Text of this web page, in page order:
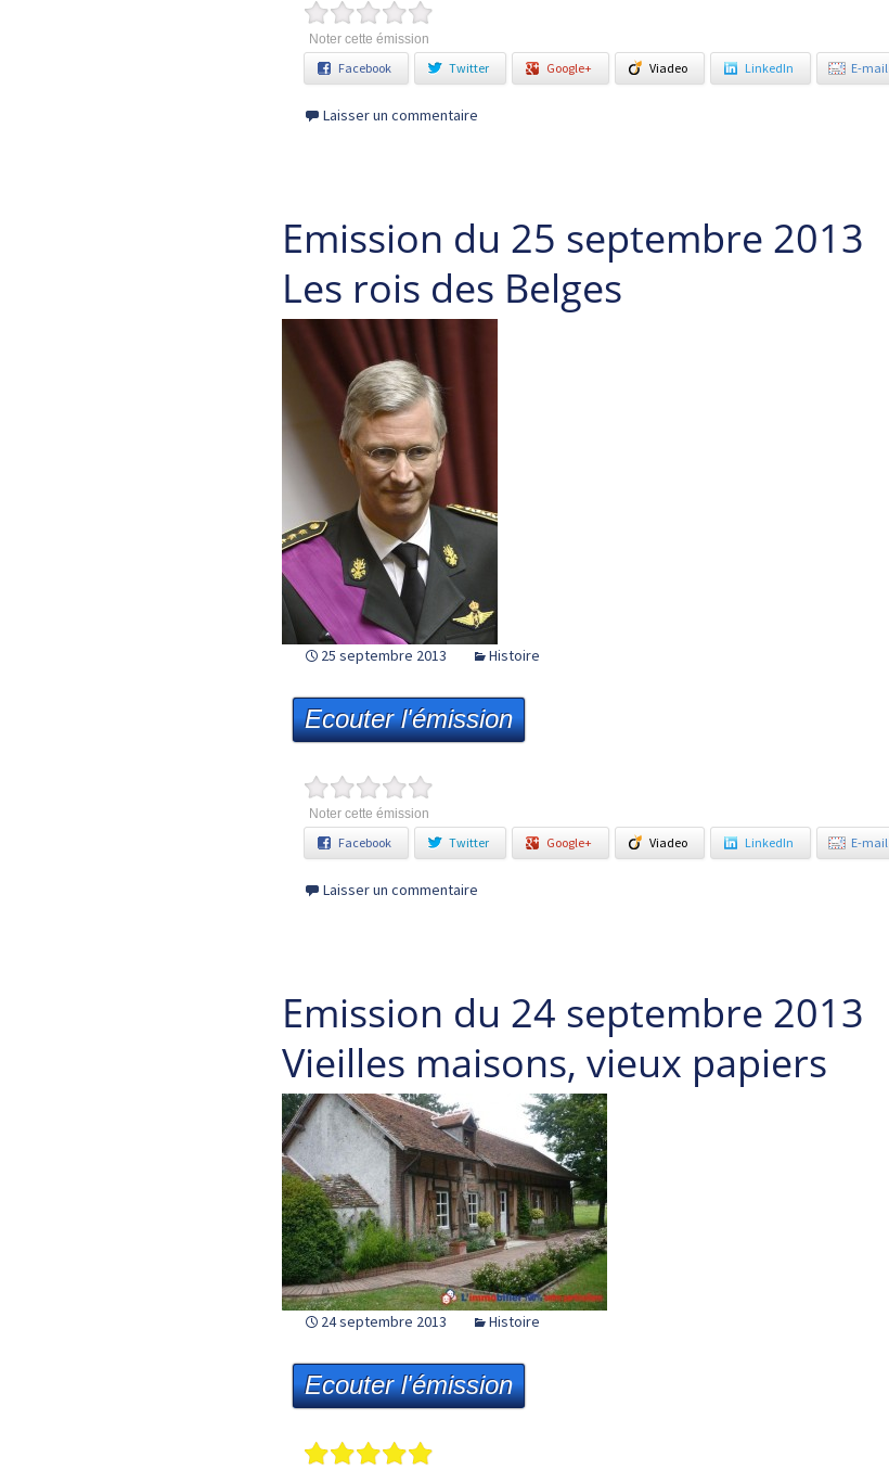
Noter cette émission
Facebook Twitter Google+ Viadeo LinkedIn E-mail
Laisser un commentaire
Emission du 25 septembre 2013
Les rois des Belges
25 septembre 2013 Histoire
Ecouter l'émission
Noter cette émission
Facebook Twitter Google+ Viadeo LinkedIn E-mail
Laisser un commentaire
Emission du 24 septembre 2013
Vieilles maisons, vieux papiers
24 septembre 2013 Histoire
Ecouter l'émission